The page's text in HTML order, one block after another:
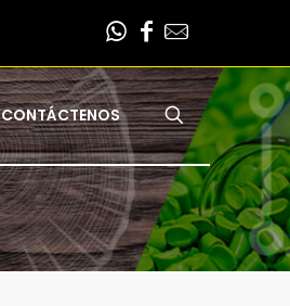
CONTÁCTENOS